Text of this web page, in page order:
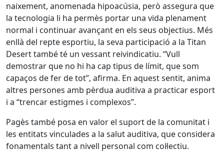
naixement, anomenada hipoacúsia, però assegura que
la tecnologia li ha permès portar una vida plenament
normal i continuar avançant en els seus objectius. Més
enllà del repte esportiu, la seva participació a la Titan
Desert també té un vessant reivindicatiu. “Vull
demostrar que no hi ha cap tipus de límit, que som
capaços de fer de tot”, afirma. En aquest sentit, anima
altres persones amb pèrdua auditiva a practicar esport
i a “trencar estigmes i complexos”.
Pagès també posa en valor el suport de la comunitat i
les entitats vinculades a la salut auditiva, que considera
fonamentals tant a nivell personal com col·lectiu.